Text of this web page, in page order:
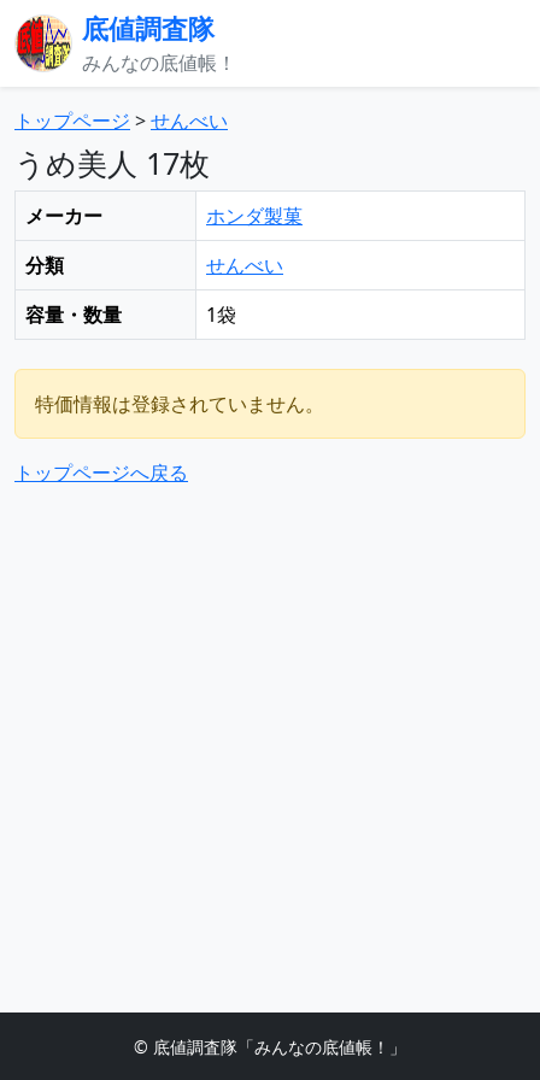
底値調査隊
みんなの底値帳！
トップページ >せんべい
うめ美人 17枚
メーカー
ホンダ製菓
分類
せんべい
容量・数量
1袋
特価情報は登録されていません。
トップページへ戻る
© 底値調査隊「みんなの底値帳！」